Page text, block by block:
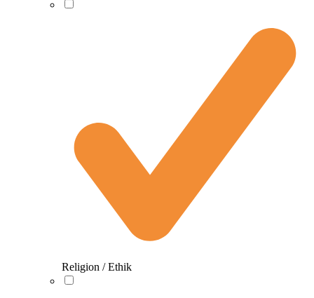
Religion / Ethik